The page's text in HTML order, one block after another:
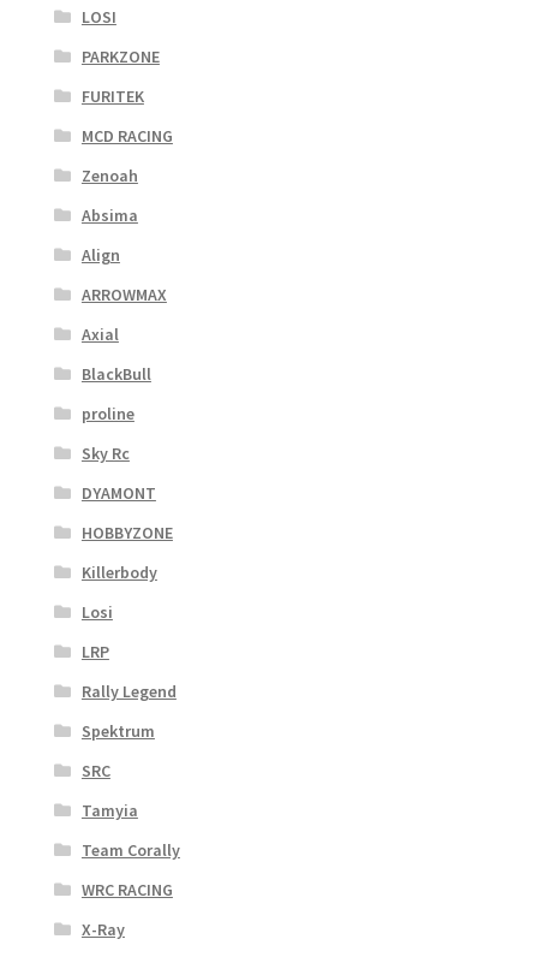
LOSI
PARKZONE
FURITEK
MCD RACING
Zenoah
Absima
Align
ARROWMAX
Axial
BlackBull
proline
Sky Rc
DYAMONT
HOBBYZONE
Killerbody
Losi
LRP
Rally Legend
Spektrum
SRC
Tamyia
Team Corally
WRC RACING
X-Ray